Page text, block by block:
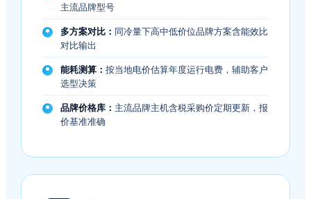
主流品牌型号
多方案对比： 同冷量下高中低价位品牌方案含能效比
对比输出
能耗测算： 按当地电价估算年度运行电费，辅助客户
选型决策
品牌价格库： 主流品牌主机含税采购价定期更新，报
价基准准确